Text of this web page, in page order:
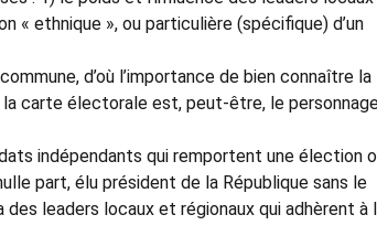
« ethnique », ou particulière (spécifique) d’un
d’où l’importance de bien connaître la
carte électorale est, peut-être, le
indépendants qui remportent une élection
part, élu président de la République sans le
des leaders locaux et régionaux qui adhèrent à